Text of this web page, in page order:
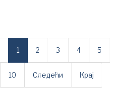
1 2 3 4 5
10 Следећи Крај